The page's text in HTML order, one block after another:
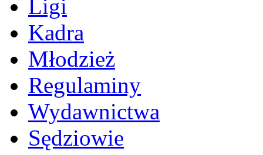
Ligi
Kadra
Młodzież
Regulaminy
Wydawnictwa
Sędziowie